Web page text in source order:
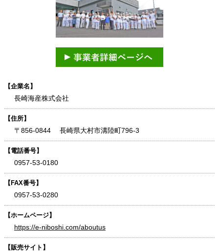
【企業名】
長崎海産株式会社
【住所】
〒856-0844 長崎県大村市溝陸町796-3
【電話番号】
0957-53-0180
【FAX番号】
0957-53-0280
【ホームページ】
https://e-niboshi.com/aboutus
【販売サイト】